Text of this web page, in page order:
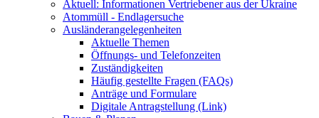
Aktuell: Informationen Vertriebener aus der Ukraine
Atommüll - Endlagersuche
Ausländerangelegenheiten
Aktuelle Themen
Öffnungs- und Telefonzeiten
Zuständigkeiten
Häufig gestellte Fragen (FAQs)
Anträge und Formulare
Digitale Antragstellung (Link)